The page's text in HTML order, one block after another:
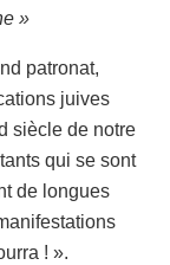
»
patronat,
juives
siècle de notre
qui se sont
de longues
! ».